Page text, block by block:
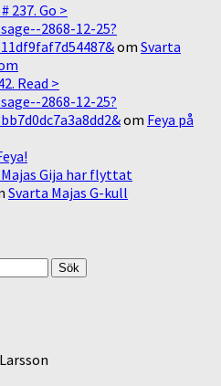
237. Go >
2868-12-25?
om Svarta
Read >
2868-12-25?
om Feya på
Gija har flyttat
Svarta Majas G-kull